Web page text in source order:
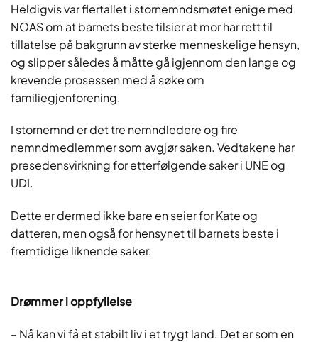
Heldigvis var flertallet i stornemndsmøtet enige med
NOAS om at barnets beste tilsier at mor har rett til
tillatelse på bakgrunn av sterke menneskelige hensyn,
og slipper således å måtte gå igjennom den lange og
krevende prosessen med å søke om
familiegjenforening.
I stornemnd er det tre nemndledere og fire
nemndmedlemmer som avgjør saken. Vedtakene har
presedensvirkning for etterfølgende saker i UNE og
UDI.
Dette er dermed ikke bare en seier for Kate og
datteren, men også for hensynet til barnets beste i
fremtidige liknende saker.
Drømmer i oppfyllelse
– Nå kan vi få et stabilt liv i et trygt land. Det er som en